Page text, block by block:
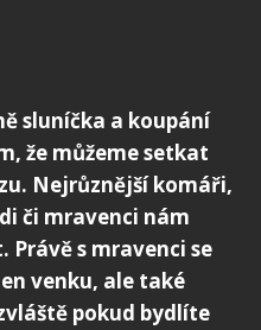
sluníčka a koupání
že můžeme setkat
Nejrůznější komáři,
či mravenci nám
s mravenci se
venku, ale také
pokud bydlíte